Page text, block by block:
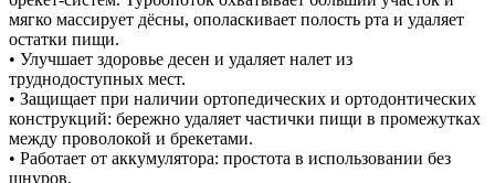
мягко массирует дёсны, ополаскивает полость рта и удаляет
остатки пищи.
• Улучшает здоровье десен и удаляет налет из
труднодоступных мест.
• Защищает при наличии ортопедических и ортодонтических
конструкций: бережно удаляет частички пищи в промежутках
между проволокой и брекетами.
• Работает от аккумулятора: простота в использовании без
шнуров.